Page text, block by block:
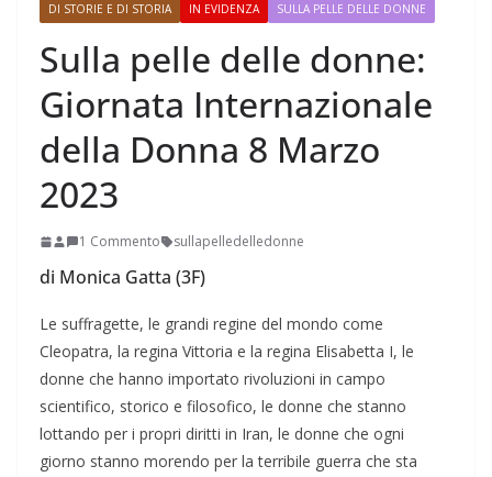
DI STORIE E DI STORIA IN EVIDENZA SULLA PELLE DELLE DONNE
Sulla pelle delle donne:
Giornata Internazionale
della Donna 8 Marzo
2023
1 Commento sullapelledelledonne
di Monica Gatta (3F)
Le suffragette, le grandi regine del mondo come
Cleopatra, la regina Vittoria e la regina Elisabetta I, le
donne che hanno importato rivoluzioni in campo
scientifico, storico e filosofico, le donne che stanno
lottando per i propri diritti in Iran, le donne che ogni
giorno stanno morendo per la terribile guerra che sta